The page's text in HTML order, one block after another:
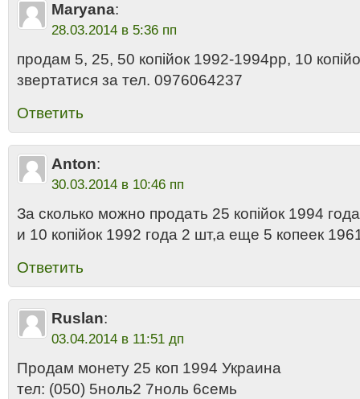
Maryana:
28.03.2014 в 5:36 пп
продам 5, 25, 50 копійок 1992-1994рр, 10
звертатися за тел. 0976064237
Ответить
Anton:
30.03.2014 в 10:46 пп
За сколько можно продать 25 копiйок 1994
и 10 копiйок 1992 года 2 шт,а еще 5 копеек
Ответить
Ruslan:
03.04.2014 в 11:51 дп
Продам монету 25 коп 1994 Украина
тел: (050) 5нoль2 7нoль 6ceмь